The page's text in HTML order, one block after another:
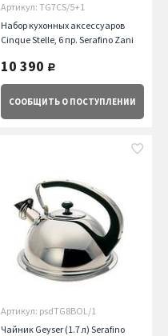
Артикул: TG7CS/5+1
Набор кухонных аксессуаров
Cinque Stelle, 6 пр. Serafino Zani
10 390 руб.
СООБЩИТЬ О ПОСТУПЛЕНИИ
Артикул: psdTG8BOL/1
Чайник Geyser (1.7 л) Serafino